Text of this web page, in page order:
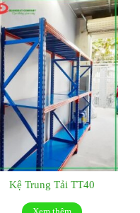
Kệ Trung Tải TT40